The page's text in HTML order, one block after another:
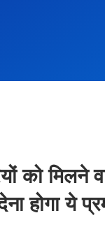
को मिलने
होगा ये